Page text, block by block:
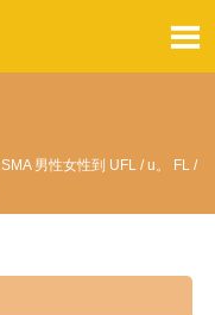

SMA 男性女性到 UFL / u。 FL /